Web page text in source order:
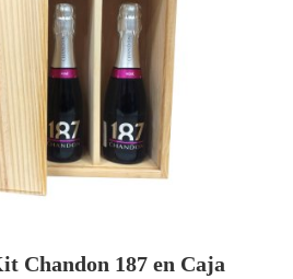
Chandon 187 en Caja